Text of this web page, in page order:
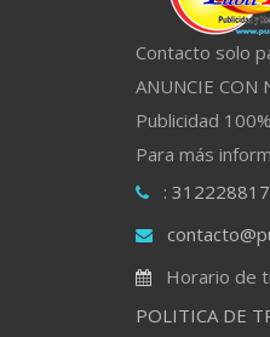
Contacto solo
ANUNCIE CON
Publicidad
Para más
:
Horario de
POLITICA DE